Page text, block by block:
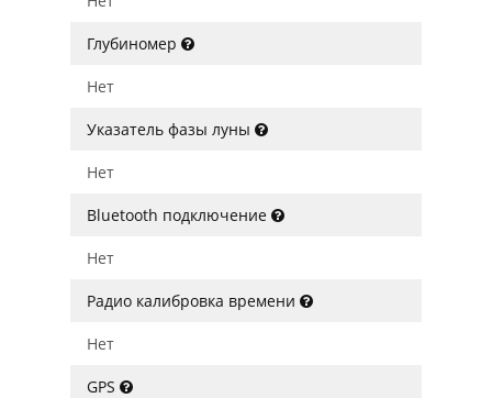
Глубиномер
Нет
Указатель фазы луны
Нет
Bluetooth подключение
Нет
Радио калибровка времени
Нет
GPS